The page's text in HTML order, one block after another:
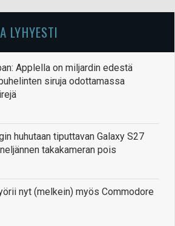
LYHYESTI
Applella on miljardin edestä
siruja odottamassa
huhutaan tiputtavan Galaxy S27
takakameran pois
nyt (melkein) myös Commodore